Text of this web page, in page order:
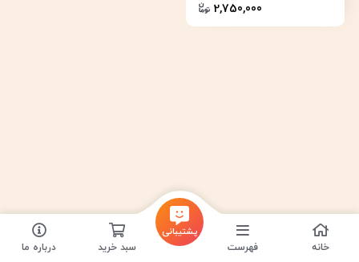
2,750,000
خانه فهرست درباره ما سبد خرید
پشتیبانی